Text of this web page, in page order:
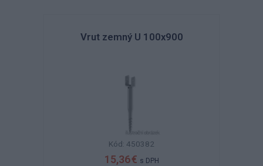
Vrut zemný U 100x900
Kód: 450382
15,36 € s DPH